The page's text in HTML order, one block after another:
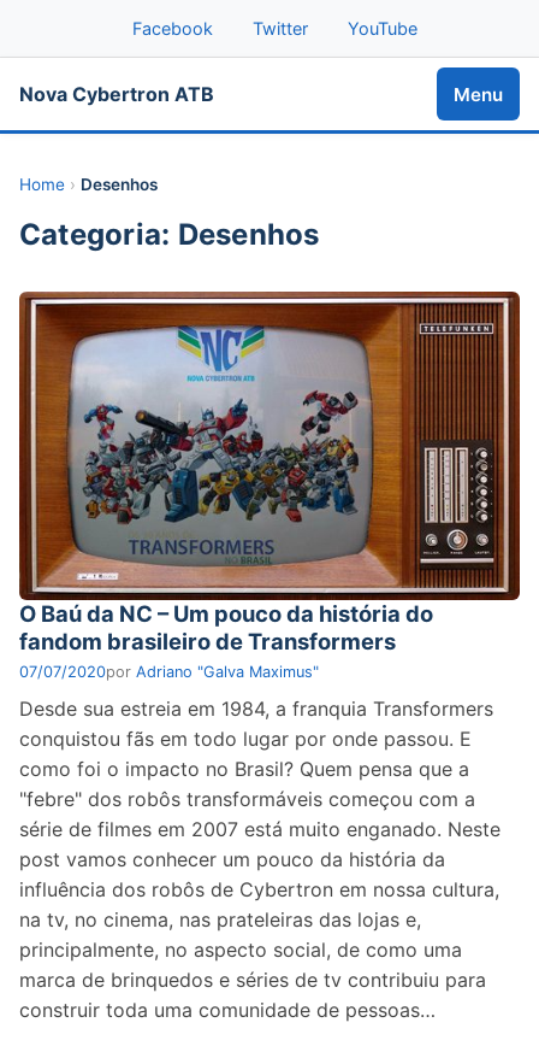
Facebook Twitter YouTube
Nova Cybertron ATB Menu
Home › Desenhos
Categoria: Desenhos
O Baú da NC – Um pouco da história do
fandom brasileiro de Transformers
07/07/2020por Adriano "Galva Maximus"
Desde sua estreia em 1984, a franquia Transformers
conquistou fãs em todo lugar por onde passou. E
como foi o impacto no Brasil? Quem pensa que a
"febre" dos robôs transformáveis começou com a
série de filmes em 2007 está muito enganado. Neste
post vamos conhecer um pouco da história da
influência dos robôs de Cybertron em nossa cultura,
na tv, no cinema, nas prateleiras das lojas e,
principalmente, no aspecto social, de como uma
marca de brinquedos e séries de tv contribuiu para
construir toda uma comunidade de pessoas…